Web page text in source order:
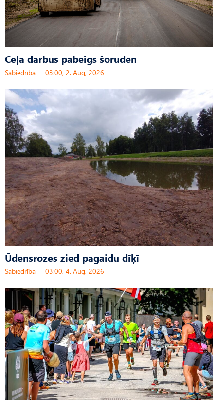
Ceļa darbus pabeigs šoruden
Sabiedrība 03:00, 2. Aug, 2026
Ūdensrozes zied pagaidu dīķī
Sabiedrība 03:00, 4. Aug, 2026